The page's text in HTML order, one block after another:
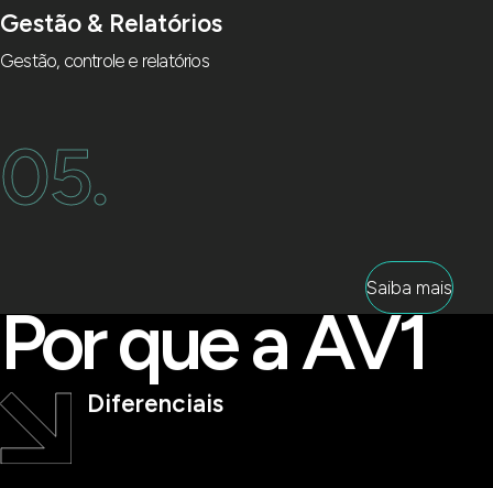
Gestão & Relatórios
Gestão, controle e relatórios
05.
Saiba mais
Por que a AV1
Diferenciais